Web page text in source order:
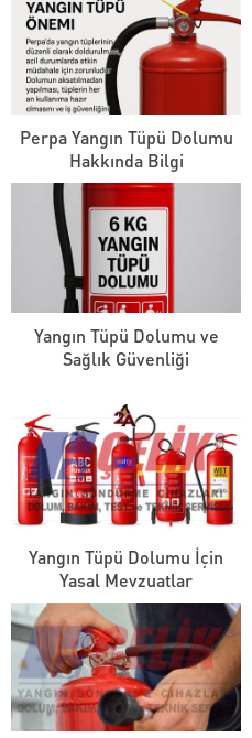
Perpa Yangın Tüpü Dolumu
Hakkında Bilgi
Yangın Tüpü Dolumu ve
Sağlık Güvenliği
Yangın Tüpü Dolumu İçin
Yasal Mevzuatlar